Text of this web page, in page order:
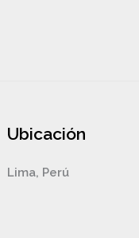
Ubicación
Lima, Perú